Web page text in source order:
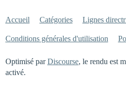
Accueil Catégories Lignes
Conditions générales d'utilisation
Optimisé parDiscourse, le rendu est
activé.